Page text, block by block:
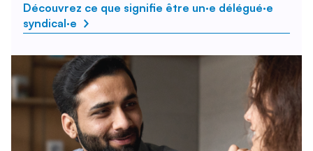
Découvrez ce que signifie être un·e délégué·e
syndical·e